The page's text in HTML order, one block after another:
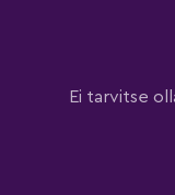
Ei tarvitse